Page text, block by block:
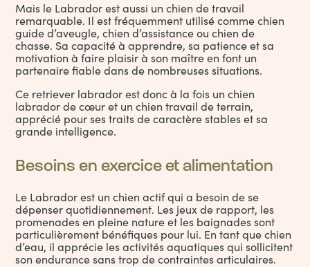
Mais le Labrador est aussi un chien de travail
remarquable. Il est fréquemment utilisé comme chien
guide d’aveugle, chien d’assistance ou chien de
chasse. Sa capacité à apprendre, sa patience et sa
motivation à faire plaisir à son maître en font un
partenaire fiable dans de nombreuses situations.
Ce retriever labrador est donc à la fois un chien
labrador de cœur et un chien travail de terrain,
apprécié pour ses traits de caractère stables et sa
grande intelligence.
Besoins en exercice et alimentation
Le Labrador est un chien actif qui a besoin de se
dépenser quotidiennement. Les jeux de rapport, les
promenades en pleine nature et les baignades sont
particulièrement bénéfiques pour lui. En tant que chien
d’eau, il apprécie les activités aquatiques qui sollicitent
son endurance sans trop de contraintes articulaires.